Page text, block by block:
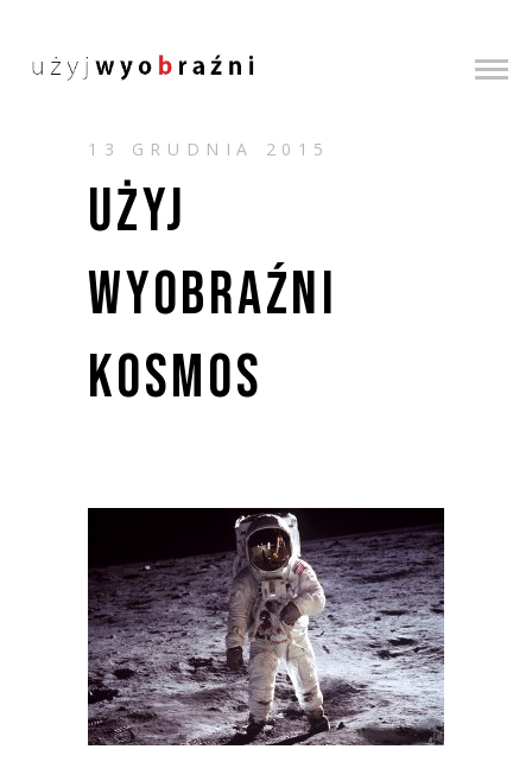
13 GRUDNIA 2015
UŻYJ
WYOBRAŹNI
KOSMOS